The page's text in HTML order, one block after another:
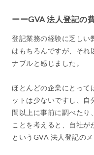
ーーGVA 法人登記の
登記業務の経験に乏しい
はもちろんですが、それ
ナブルと感じました。
ほとんどの企業にとって
ットは少ないですし、自
間以上に事前に調べたり
ことを考えると、自社が
というGVA 法人登記の